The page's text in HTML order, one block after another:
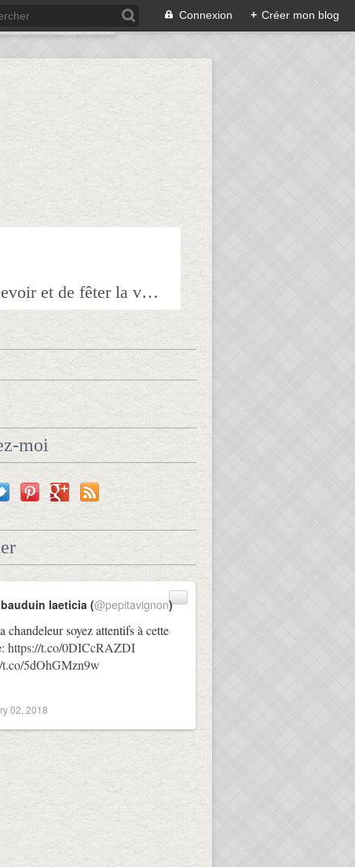
Connexion + Créer mon blog
Bienvenue sur mon blog à tous ceux qui ont envie de partager l'art de recevoir et de fêter la veille le lendemain.Pour tous les épicuriens, hédonistes et autres amoureux de la bonne chair!!!!j'espère que vous trouverez mes astuces et mes recettes amusantes et que vous prendrez plaisir à les réaliser.n'hésitez surtout pas à me laisser vos réactions ou vos suggestions pour que tout le monde en profite!!!allez maintenant tous à table!!! Pepitavignon.
moi
chandeleur soyez attentifs à cette
https://t.co/0DICcRAZDI
t.co/5dOhGMzn9w
bauduin laeticia (@pepitavignon)
02, 2018